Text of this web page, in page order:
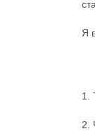
Я
1.
2.